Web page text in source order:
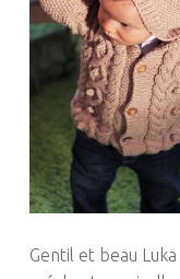
Gentil et beau